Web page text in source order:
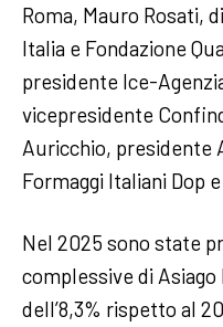
Roma, Mauro Rosati,
Italia e Fondazione
presidente Ice-
vicepresidente
Auricchio, presidente
Formaggi Italiani Dop
Nel 2025 sono state
complessive di
dell’8,3% rispetto al